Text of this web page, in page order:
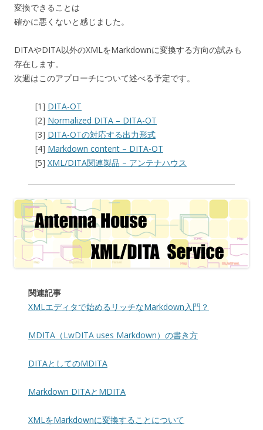
変換できることは
確かに悪くないと感じました。
DITAやDITA以外のXMLをMarkdownに変換する方向の試みも
存在します。
次週はこのアプローチについて述べる予定です。
[1] DITA-OT
[2] Normalized DITA – DITA-OT
[3] DITA-OTの対応する出力形式
[4] Markdown content – DITA-OT
[5] XML/DITA関連製品 – アンテナハウス
関連記事
XMLエディタで始めるリッチなMarkdown入門？
MDITA（LwDITA uses Markdown）の書き方
DITAとしてのMDITA
Markdown DITAとMDITA
XMLをMarkdownに変換することについて